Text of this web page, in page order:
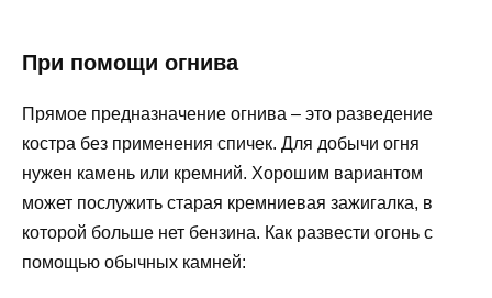
При помощи огнива
Прямое предназначение огнива – это разведение
костра без применения спичек. Для добычи огня
нужен камень или кремний. Хорошим вариантом
может послужить старая кремниевая зажигалка, в
которой больше нет бензина. Как развести огонь с
помощью обычных камней: